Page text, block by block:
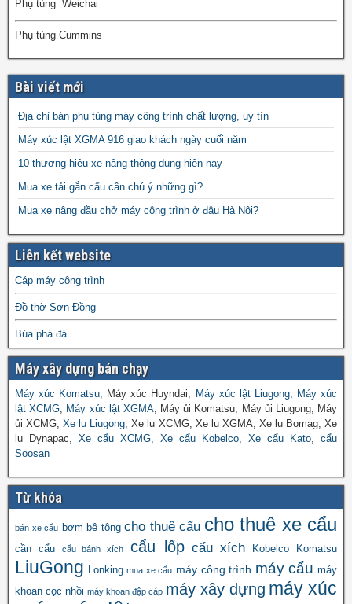
Phụ tùng Weichai
Phụ tùng Cummins
Bài viết mới
Địa chỉ bán phụ tùng máy công trình chất lượng, uy tín
Máy xúc lật XGMA 916 giao khách ngày cuối năm
10 thương hiệu xe nâng thông dụng hiện nay
Mua xe tải gắn cẩu cần chú ý những gì?
Mua xe nâng đầu chở máy công trình ở đâu Hà Nội?
Liên kết website
Cáp máy công trình
Đồ thờ Sơn Đồng
Búa phá đá
Máy xây dựng bán chạy
Máy xúc Komatsu , Máy xúc Huyndai, Máy xúc lật Liugong,
Máy xúc
lật XCMG
Máy xúc lật XGMA, Máy ủi Komatsu, Máy ủi Liugong, Máy
ủi XCMG,Xe lu Liugong , Xe lu XCMG, Xe lu XGMA, Xe lu Bomag, Xe
lu Dynapac, Xe cẩu XCMG Xe cẩu Kobelco Xe cẩu Kato
cẩu
Soosan
Từ khóa
bán xe cẩu bơm bê tông cho thuê cẩu cho thuê xe cẩu
cần cẩu cẩu bánh xích cẩu lốp cẩu xích Kobelco Komatsu
LiuGong Lonking mua xe cẩu máy công trình máy cẩu máy
khoan cọc nhồi máy khoan đập cáp máy xây dựng máy xúc